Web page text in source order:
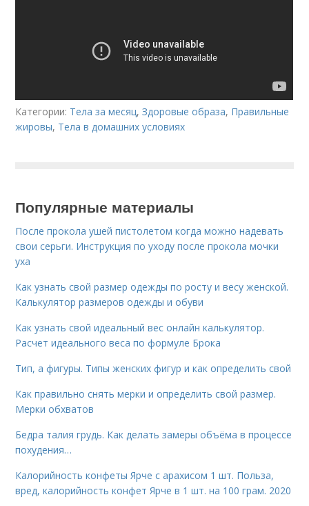
Категории: Тела за месяц,Здоровые образа, Правильные
жировы, Тела в домашних условиях
Популярные материалы
После прокола ушей пистолетом когда можно надевать
свои серьги. Инструкция по уходу после прокола мочки
уха
Как узнать свой размер одежды по росту и весу женской.
Калькулятор размеров одежды и обуви
Как узнать свой идеальный вес онлайн калькулятор.
Расчет идеального веса по формуле Брока
Тип, а фигуры. Типы женских фигур и как определить свой
Как правильно снять мерки и определить свой размер.
Мерки обхватов
Бедра талия грудь. Как делать замеры объёма в процессе
похудения…
Калорийность конфеты Ярче с арахисом 1 шт. Польза,
вред, калорийность конфет Ярче в 1 шт. на 100 грам. 2020